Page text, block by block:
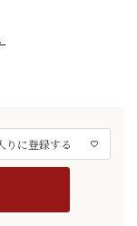
りに登録する